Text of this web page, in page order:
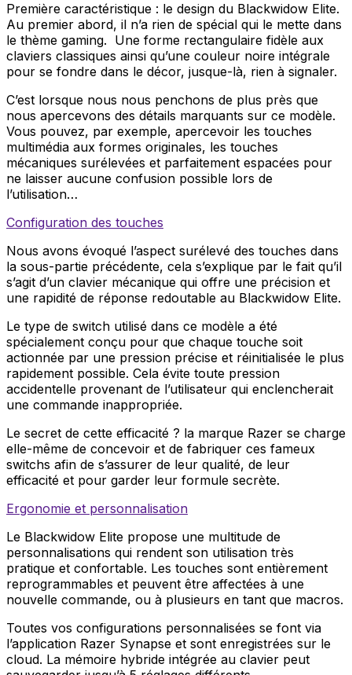
Première caractéristique : le design du Blackwidow Elite.
Au premier abord, il n’a rien de spécial qui le mette dans
le thème gaming. Une forme rectangulaire fidèle aux
claviers classiques ainsi qu’une couleur noire intégrale
pour se fondre dans le décor, jusque-là, rien à signaler.
C’est lorsque nous nous penchons de plus près que
nous apercevons des détails marquants sur ce modèle.
Vous pouvez, par exemple, apercevoir les touches
multimédia aux formes originales, les touches
mécaniques surélevées et parfaitement espacées pour
ne laisser aucune confusion possible lors de
l’utilisation…
Configuration des touches
Nous avons évoqué l’aspect surélevé des touches dans
la sous-partie précédente, cela s’explique par le fait qu’il
s’agit d’un clavier mécanique qui offre une précision et
une rapidité de réponse redoutable au Blackwidow Elite.
Le type de switch utilisé dans ce modèle a été
spécialement conçu pour que chaque touche soit
actionnée par une pression précise et réinitialisée le plus
rapidement possible. Cela évite toute pression
accidentelle provenant de l’utilisateur qui enclencherait
une commande inappropriée.
Le secret de cette efficacité ? la marque Razer se charge
elle-même de concevoir et de fabriquer ces fameux
switchs afin de s’assurer de leur qualité, de leur
efficacité et pour garder leur formule secrète.
Ergonomie et personnalisation
Le Blackwidow Elite propose une multitude de
personnalisations qui rendent son utilisation très
pratique et confortable. Les touches sont entièrement
reprogrammables et peuvent être affectées à une
nouvelle commande, ou à plusieurs en tant que macros.
Toutes vos configurations personnalisées se font via
l’application Razer Synapse et sont enregistrées sur le
cloud. La mémoire hybride intégrée au clavier peut